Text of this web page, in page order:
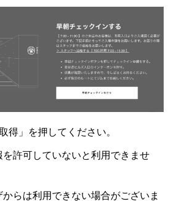
」を押してください。
許可していないと利用できませ
らは利用できない場合がございま